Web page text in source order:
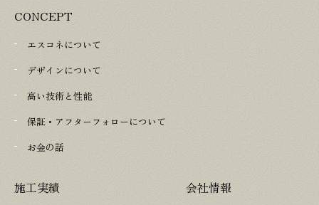
CONCEPT
エスコネについて
デザインについて
高い技術と性能
保証・アフターフォローについて
お金の話
施工実績
会社情報